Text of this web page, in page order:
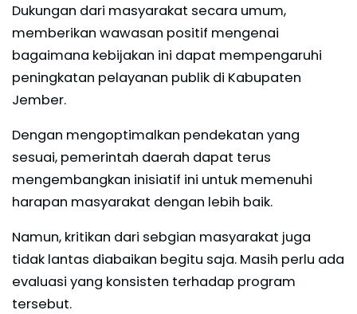
Dukungan dari masyarakat secara umum,
memberikan wawasan positif mengenai
bagaimana kebijakan ini dapat mempengaruhi
peningkatan pelayanan publik di Kabupaten
Jember.
Dengan mengoptimalkan pendekatan yang
sesuai, pemerintah daerah dapat terus
mengembangkan inisiatif ini untuk memenuhi
harapan masyarakat dengan lebih baik.
Namun, kritikan dari sebgian masyarakat juga
tidak lantas diabaikan begitu saja. Masih perlu ada
evaluasi yang konsisten terhadap program
tersebut.